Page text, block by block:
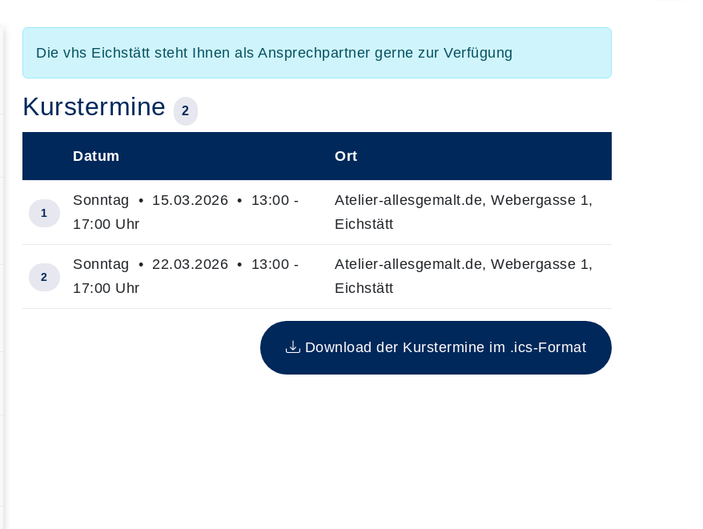
Die vhs Eichstätt steht Ihnen als Ansprechpartner gerne zur Verfügung
Kurstermine 2
Insgesamt gibt es 2 Termine zum diesen Kurs
Datum Ort
1
Sonntag • 15.03.2026 • 13:00 -
17:00 Uhr
Atelier-allesgemalt.de, Webergasse 1,
Eichstätt
2
Sonntag • 22.03.2026 • 13:00 -
17:00 Uhr
Atelier-allesgemalt.de, Webergasse 1,
Eichstätt
Download der Kurstermine im .ics-Format